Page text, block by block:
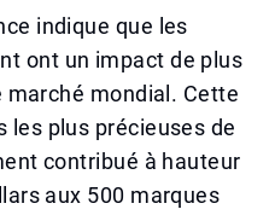
indique que les
ont un impact de plus
mondial. Cette
les plus précieuses de
contribué à hauteur
aux 500 marques